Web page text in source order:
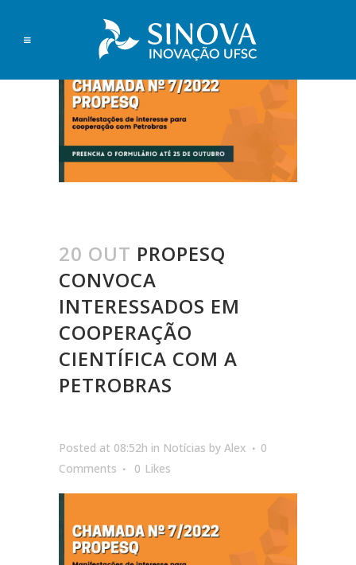
20 OUT PROPESQ
CONVOCA
INTERESSADOS EM
COOPERAÇÃO
CIENTÍFICA COM A
PETROBRAS
Posted at 08:52h in Notícias by Alex
0
Comments
0 Likes